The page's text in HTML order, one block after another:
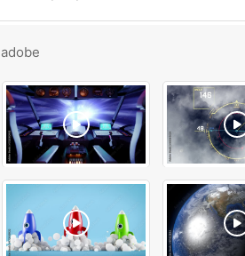
adobe